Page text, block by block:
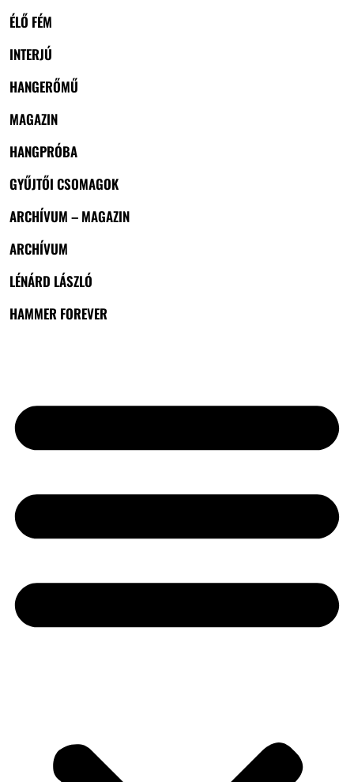
ÉLŐ FÉM
INTERJÚ
HANGERŐMŰ
MAGAZIN
HANGPRÓBA
GYŰJTŐI CSOMAGOK
ARCHÍVUM – MAGAZIN
ARCHÍVUM
LÉNÁRD LÁSZLÓ
HAMMER FOREVER